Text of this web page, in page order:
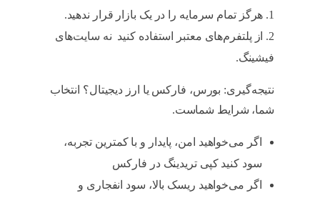
هرگز تمام سرمایه را در یک بازار قرار ندهید.
از پلتفرم‌های معتبر استفاده کنید نه سایت‌های
فیشینگ.
نتیجه‌گیری: بورس، فارکس یا ارز دیجیتال؟ انتخاب
شما، شرایط شماست.
اگر می‌خواهید امن، پایدار و با کمترین تجربه،
سود کنید کپی تریدینگ در فارکس
اگر می‌خواهید ریسک بالا، سود انفجاری و